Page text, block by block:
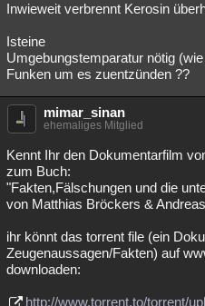
Astronomie Helpdesk
Musik Clash
Übersichten
Besucht Teilgenommen
Inwieweit verbrennt Kerosin
Isteine
Umgebungstemparatur nötig
Funken um es zuentzünden ??
mimar_sinan
ehemaliges Mitglied
Kennt Ihr den Dokumentarfilm
zum Buch:
"Fakten,Fälschungen und die
von Matthias Bröckers &
ihr könnt das torrent file (ein
Zeugenaussagen/Fakten) auf
downloaden:
http://www.torrent.to/torrent/